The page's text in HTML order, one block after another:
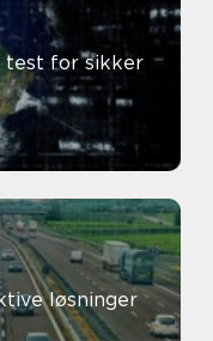
test for sikker
løsninger